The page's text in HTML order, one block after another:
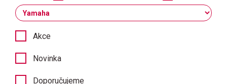
Akce
Novinka
Doporučujeme